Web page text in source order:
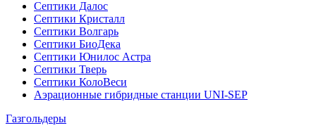
Септики Далос
Септики Кристалл
Септики Волгарь
Септики БиоДека
Септики Юнилос Астра
Септики Тверь
Септики КолоВеси
Аэрационные гибридные станции UNI-SEP
Газгольдеры